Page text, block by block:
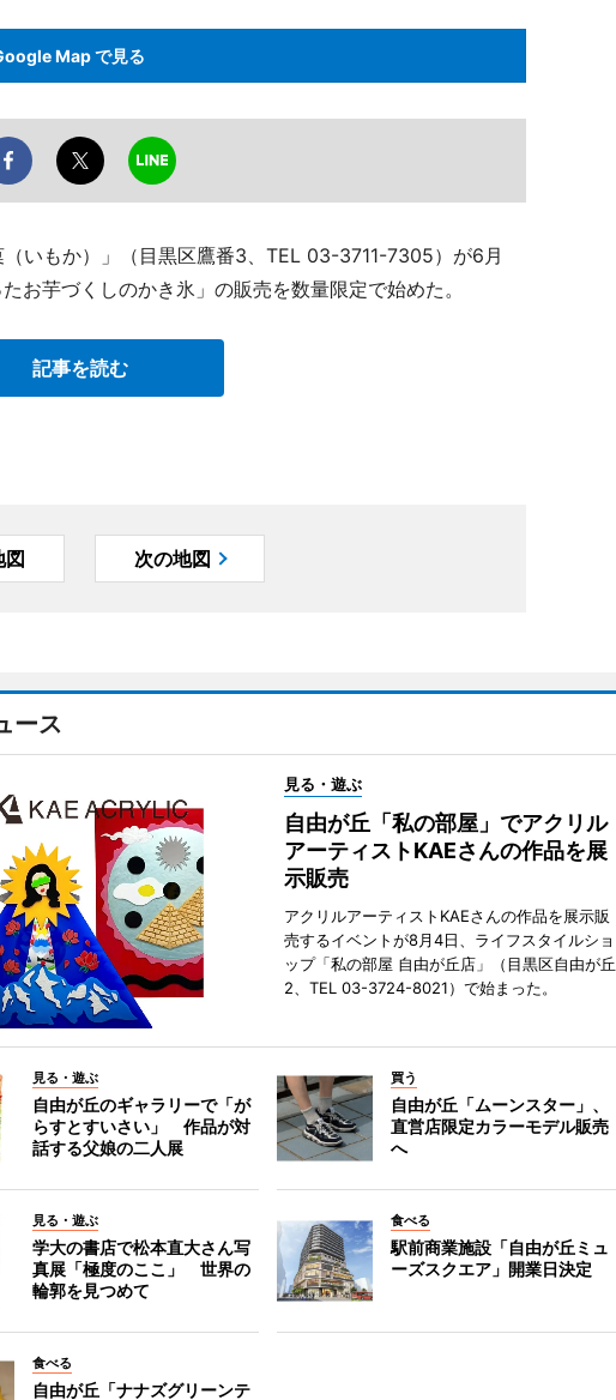
Map で見る
いもか）」（目黒区鷹番3、TEL 03-3711-7305）が6月
お芋づくしのかき氷」の販売を数量限定で始めた。
記事を読む
図 次の地図
ース
見る・遊ぶ
自由が丘「私の部屋」でアクリル
アーティストKAEさんの作品を展
示販売
アクリルアーティストKAEさんの作品を展示販
売するイベントが8月4日、ライフスタイルショ
ップ「私の部屋 自由が丘店」（目黒区自由が丘
2、TEL 03-3724-8021）で始まった。
見る・遊ぶ
自由が丘のギャラリーで「が
らすとすいさい」 作品が対
話する父娘の二人展
買う
自由が丘「ムーンスター」、
直営店限定カラーモデル販売
へ
見る・遊ぶ
学大の書店で松本直大さん写
真展「極度のここ」 世界の
輪郭を見つめて
食べる
駅前商業施設「自由が丘ミュ
ーズスクエア」開業日決定
食べる
自由が丘「ナナズグリーンテ